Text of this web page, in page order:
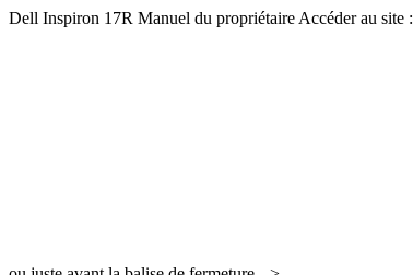
Dell Inspiron 17R Manuel du propriétaire Accéder au site :